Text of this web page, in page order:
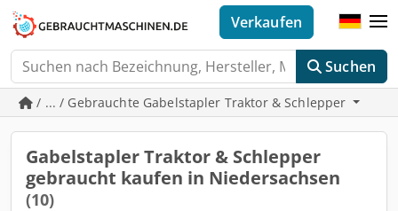
Suchen
Verkaufen
/ ... / Gebrauchte Gabelstapler Traktor & Schlepper
Gabelstapler Traktor & Schlepper
gebraucht kaufen in Niedersachsen
(10)